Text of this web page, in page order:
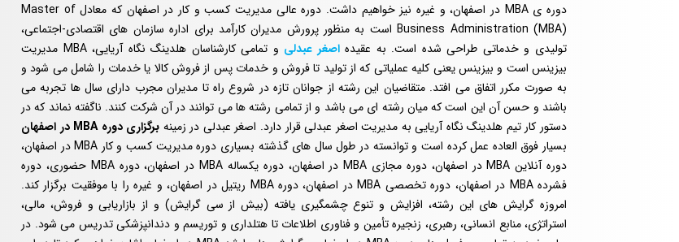
دوره ی MBA در اصفهان، و غیره نیز خواهیم داشت. دوره عالی مدیریت کسب و کار در اصفهان که معادل Master of
Business Administration (MBA) است به منظور پرورش مدیران کارآمد برای اداره سازمان های اقتصادی-اجتماعی،
تولیدی و خدماتی طراحی شده است. به عقیدهاصغر عبدلی
و تمامی کارشناسان هلدینگ نگاه آریایی، MBA مدیریت
بیزینس است و بیزینس یعنی کلیه عملیاتی که از تولید تا فروش و خدمات پس از فروش کالا یا خدمات را شامل می شود و
به صورت مکرر اتفاق می افتد. متقاضیان این رشته از جوانان تازه در شروع راه تا مدیران مجرب دارای سال ها تجربه می
باشند و حسن آن این است که میان رشته ای می باشد و از تمامی رشته ها می توانند در آن شرکت کنند. ناگفته نماند که در
دستور کار تیم هلدینگ نگاه آریایی به مدیریت اصغر عبدلی قرار دارد. اصغر عبدلی در زمینه برگزاری دوره MBA در اصفهان
بسیار فوق العاده عمل کرده است و توانسته در طول سال های گذشته بسیاری دوره مدیریت کسب و کار MBA در اصفهان،
دوره آنلاین MBA در اصفهان، دوره مجازی MBA در اصفهان، دوره یکساله MBA در اصفهان، دوره MBA حضوری، دوره
فشرده MBA در اصفهان، دوره تخصصی MBA در اصفهان، دوره MBA ریتیل در اصفهان، و غیره را با موفقیت برگزار کند.
امروزه گرایش های این رشته، افزایش و تنوع چشمگیری یافته (بیش از سی گرایش) و از بازاریابی و فروش، مالی،
استراتژی، منابع انسانی، رهبری، زنجیره تأمین و فناوری اطلاعات تا هتلداری و توریسم و دندانپزشکی تدریس می شود. در